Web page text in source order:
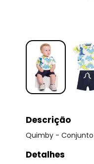
Descrição
Quimby - Conjunto
Detalhes